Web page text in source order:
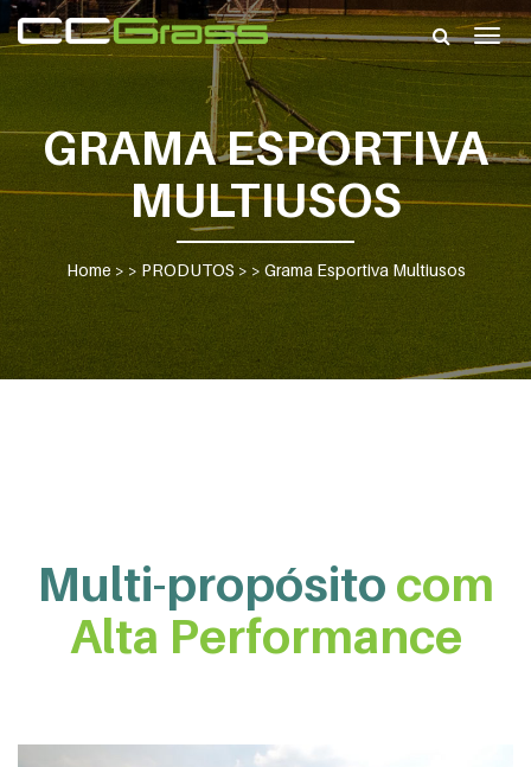
GRAMA ESPORTIVA
MULTIUSOS
Home > > PRODUTOS> > Grama Esportiva Multiusos
Multi-propósito com
Alta Performance